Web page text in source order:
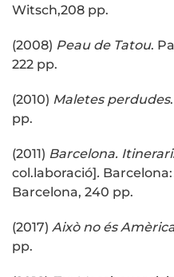
Witsch,208 pp.
(2008) Peau de Tatou.
222 pp.
(2010) Maletes perdudes
pp.
(2011) Barcelona.
col.laboració] .
Barcelona, 240 pp.
(2017) Això no és
pp.